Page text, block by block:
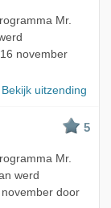
Mr.
november
Bekijk uitzending
5
Mr.
werd
door